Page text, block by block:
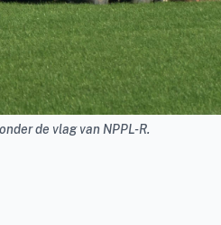
de vlag van NPPL-R.